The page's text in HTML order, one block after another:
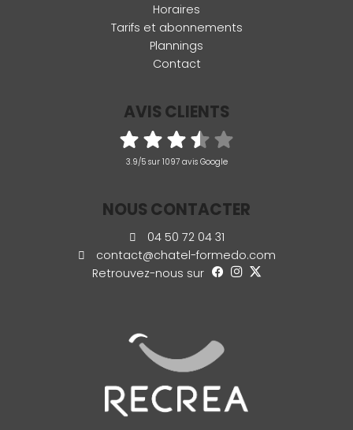
Horaires
Tarifs et abonnements
Plannings
Contact
AVIS CLIENTS
3.9/5 sur 1097 avis Google
NOUS CONTACTER
04 50 72 04 31
contact@chatel-formedo.com
Retrouvez-nous sur